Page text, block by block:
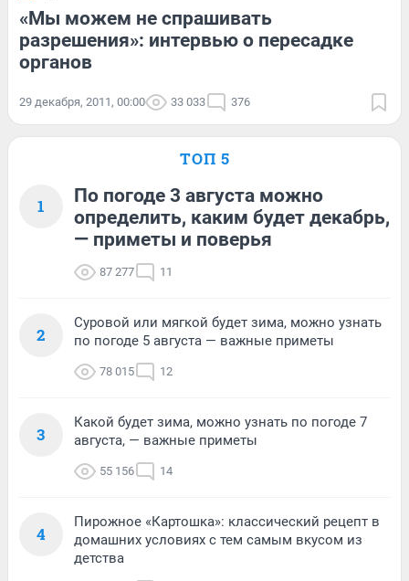
«Мы можем не спрашивать
разрешения»: интервью о пересадке
органов
29 декабря, 2011, 00:00 33 033 376
ТОП 5
1
По погоде 3 августа можно
определить, каким будет декабрь,
— приметы и поверья
87 277 11
2
Суровой или мягкой будет зима, можно узнать
по погоде 5 августа — важные приметы
78 015 12
3
Какой будет зима, можно узнать по погоде 7
августа, — важные приметы
55 156 14
4
Пирожное «Картошка»: классический рецепт в
домашних условиях с тем самым вкусом из
детства